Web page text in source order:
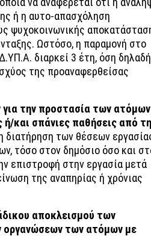
ή η αυτο-απασχόληση
ψυχοκοινωνικής
Ωστόσο, η παραμονή στο
διαρκεί 3 έτη, όση δηλαδή
της προαναφερθείσας
την προστασία των ατόμων
ή/και σπάνιες παθήσεις από
διατήρηση των θέσεων
τόσο στον δημόσιο όσο και
επιστροφή στην εργασία μετά
της αναπηρίας ή χρόνιας
αποκλεισμού των
οργανώσεων των ατόμων με